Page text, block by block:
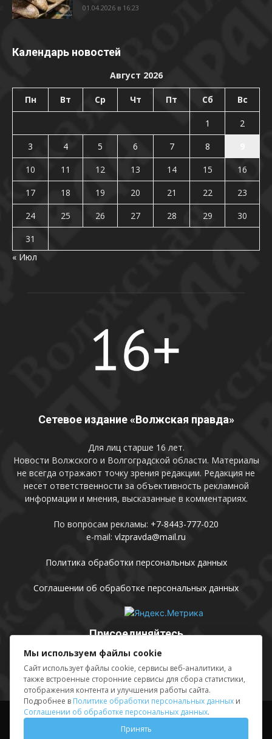
01.04.2026 в 16:23
Календарь новостей
Август 2026
Пн Вт Ср Чт Пт Сб Вс
1
2
3
4 5 6 7 8
10
11 12 13 14 15
16
17
18 19 20 21 22
23
24
25 26 27 28 29
30
31
« Июл
Сетевое издание «Волжская правда»
Для лиц старше 16 лет.
Новости Волжского и Волгоградской области. Материалы
не всегда отражают точку зрения редакции. Редакция не
несет ответственности за объективность рекламной
информации и мнения, высказанные в комментариях.
По вопросам рекламы: +7-8443-777-020
e-mail: vlzpravda@mail.ru
Политика обработки персональных данных
Соглашении об обработке персональных данных
Присоединяйтесь
Выходные данные Sing in
© АМУ «Редакция газеты «Волжская правда», 2012-2026
Мы используем файлы cookie
Сайт использует файлы cookie, сервисы веб-аналитики, а
также встроенные сторонние сервисы для сбора статистики,
отображения контента и улучшения работы сайта.
Подробнее в Политике обработки персональных данных и
Соглашении об обработке персональных данных.
Принять